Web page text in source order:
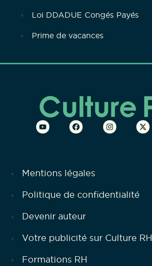
Loi DDADUE Congés Payés
Prime de vacances
Mentions légales
Politique de confidentialité
Devenir auteur
Votre publicité sur Culture RH
Formations RH